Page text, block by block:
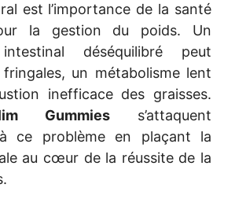
est l’importance de la santé
la gestion du poids. Un
déséquilibré peut
un métabolisme lent
inefficace des graisses.
Gummies s’attaquent
ce problème en plaçant la
au cœur de la réussite de la